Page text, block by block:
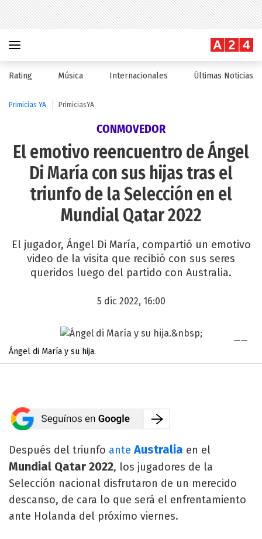
Rating Música Internacionales Últimas Noticias
Primicias YA PrimiciasYA
CONMOVEDOR
El emotivo reencuentro de Ángel
Di María con sus hijas tras el
triunfo de la Selección en el
Mundial Qatar 2022
El jugador, Ángel Di María, compartió un emotivo
video de la visita que recibió con sus seres
queridos luego del partido con Australia.
5 dic 2022, 16:00
Ángel di María y su hija.
Después del triunfo anteAustralia en el
Mundial Qatar 2022, los jugadores de la
Selección nacional disfrutaron de un merecido
descanso, de cara lo que será el enfrentamiento
ante Holanda del próximo viernes.